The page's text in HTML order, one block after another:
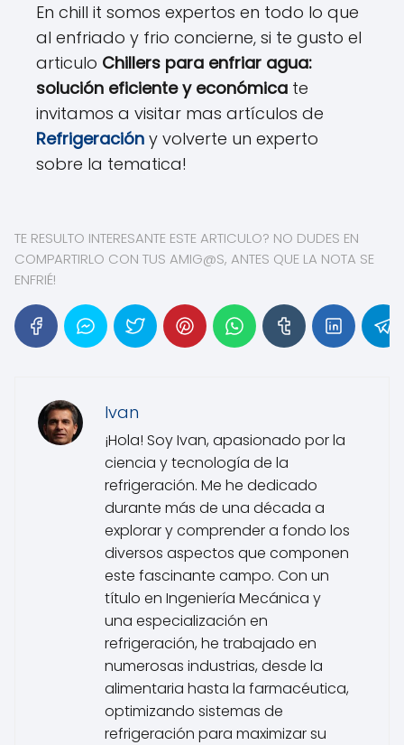
En chill it somos expertos en todo lo que
al enfriado y frio concierne, si te gusto el
articulo Chillers para enfriar agua:
solución eficiente y económica te
invitamos a visitar mas artículos de
Refrigeración y volverte un experto
sobre la tematica!
TE RESULTO INTERESANTE ESTE ARTICULO? NO DUDES EN
COMPARTIRLO CON TUS AMIG@S, ANTES QUE LA NOTA SE
ENFRIÉ!
Ivan
¡Hola! Soy Ivan, apasionado por la
ciencia y tecnología de la
refrigeración. Me he dedicado
durante más de una década a
explorar y comprender a fondo los
diversos aspectos que componen
este fascinante campo. Con un
título en Ingeniería Mecánica y
una especialización en
refrigeración, he trabajado en
numerosas industrias, desde la
alimentaria hasta la farmacéutica,
optimizando sistemas de
refrigeración para maximizar su